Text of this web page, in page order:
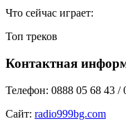
Что сейчас играет:
Топ треков
Контактная
Телефон: 0888 05 68 43 /
Сайт: radio999bg.com